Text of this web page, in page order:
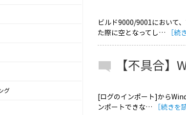
グ
ビルド9000/9001において
た際に空となってし…
［続
【不具合
[ログのインポート]から
ンポートできな…
［続きを